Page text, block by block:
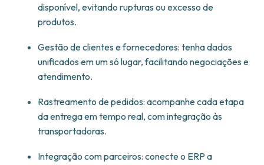
disponível, evitando rupturas ou excesso de
produtos.
Gestão de clientes e fornecedores: tenha dados
unificados em um só lugar, facilitando negociações e
atendimento.
Rastreamento de pedidos: acompanhe cada etapa
da entrega em tempo real, com integração às
transportadoras.
Integração com parceiros: conecte o ERP a